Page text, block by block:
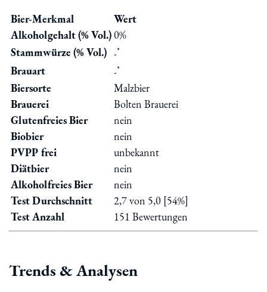
Bier-Merkmal
Wert
Alkoholgehalt (% Vol.)0%
Stammwürze (% Vol.) -*
Brauart -*
Biersorte
Malzbier
Brauerei
Bolten Brauerei
Glutenfreies Bier
nein
Biobier
nein
PVPP frei
unbekannt
Diätbier
nein
Alkoholfreies Bier
nein
Test Durchschnitt
2,7 von 5,0 [54%]
Test Anzahl
151 Bewertungen
Trends & Analysen